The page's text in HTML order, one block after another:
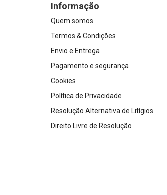
Informação
Quem somos
Termos & Condições
Envio e Entrega
Pagamento e segurança
Cookies
Política de Privacidade
Resolução Alternativa de Litígios
Direito Livre de Resolução